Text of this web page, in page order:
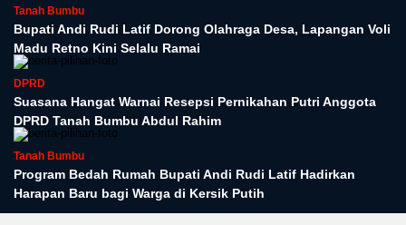
Tanah Bumbu
Bupati Andi Rudi Latif Dorong Olahraga Desa, Lapangan Voli
Madu Retno Kini Selalu Ramai
DPRD
Suasana Hangat Warnai Resepsi Pernikahan Putri Anggota
DPRD Tanah Bumbu Abdul Rahim
Tanah Bumbu
Program Bedah Rumah Bupati Andi Rudi Latif Hadirkan
Harapan Baru bagi Warga di Kersik Putih